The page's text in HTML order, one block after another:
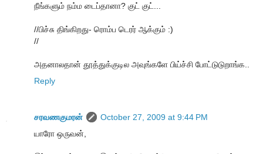
நீங்களும் நம்ம டைப்தானா? குட் குட்...
//பிச்சு திங்கிறது- ரொம்ப டெரர் ஆக்கும் :)
//
அதனாலதான் தூத்துக்குடில அவுங்களே பிய்ச்சி போட்டுடுறாங்க..
Reply
சரவணகுமரன்
October 27, 2009 at 9:44 PM
யாரோ ஒருவன்,